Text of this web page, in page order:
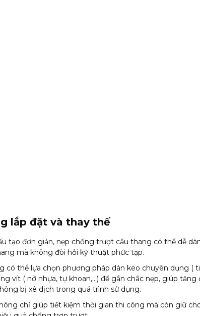
lắp đặt và thay thế
tạo đơn giản, nẹp chống trượt cầu thang có thể dễ
mà không đòi hỏi kỹ thuật phức tạp.
có thể lựa chọn phương pháp dán keo chuyên dụng ( t
vít ( nở nhựa, tự khoan,…) để gắn chắc nẹp, giúp tăng
bị xê dịch trong quá trình sử dụng.
chỉ giúp tiết kiệm thời gian thi công mà còn giữ